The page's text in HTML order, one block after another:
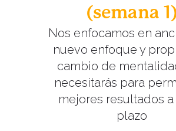
(semana
Nos enfocamos en
nuevo enfoque y
cambio de
necesitarás para
mejores resultados
plazo